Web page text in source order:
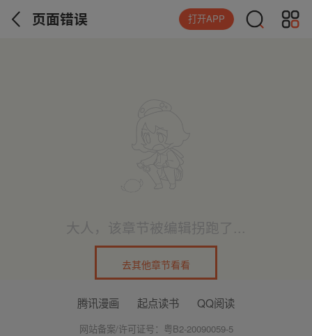
页面错误 打开APP
大人，该章节被编辑拐跑了...
去其他章节看看
腾讯漫画 起点读书 QQ阅读
网站备案/许可证号：粤B2-20090059-5